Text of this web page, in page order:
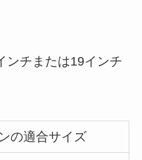
ンチまたは19インチ
の適合サイズ